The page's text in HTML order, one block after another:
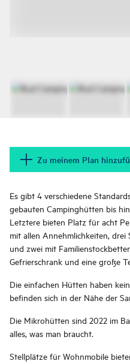
Zu meinem Plan
Es gibt 4 verschiedene
gebauten Campinghütten bis
Letztere bieten Platz für acht
mit allen Annehmlichkeiten,
und zwei mit
Gefrierschrank und eine große
Die einfachen Hütten haben
befinden sich in der Nähe der
Die Mikrohütten sind 2022 im
alles, was man braucht.
Stellplätze für Wohnmobile